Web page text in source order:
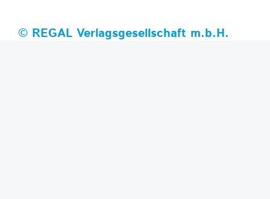
© REGAL Verlagsgesellschaft m.b.H.